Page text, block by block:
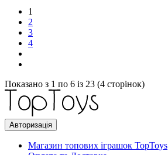
1
2
3
4
Показано з 1 по 6 із 23 (4 сторінок)
Авторизація
Магазин топових іграшок TopToys